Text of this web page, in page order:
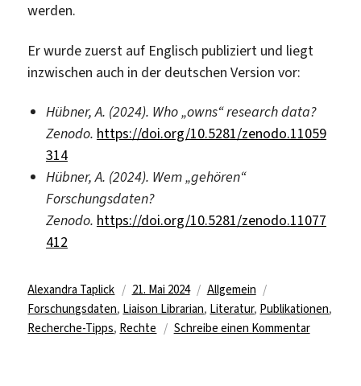
werden.
Er wurde zuerst auf Englisch publiziert und liegt
inzwischen auch in der deutschen Version vor:
Hübner, A. (2024). Who „owns“ research data?
Zenodo. https://doi.org/10.5281/zenodo.11059
314
Hübner, A. (2024). Wem „gehören“
Forschungsdaten?
Zenodo. https://doi.org/10.5281/zenodo.11077
412
Autor
Alexandra Taplick
Veröffentlicht
am
21. Mai 2024 Kategorien
Allgemein
Forschungsdaten, Liaison Librarian, Literatur, Publikationen,
Recherche-Tipps, Rechte Schreibe einen Kommentarzu